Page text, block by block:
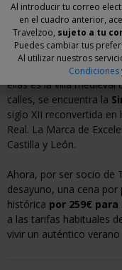
¿Por qué
La Ribera del Duero
ellas es la villa medieval
calles, se encuentra la
siglo XII reconvertida
Real. La Marca de
Castilla y León.
Ahora, por ser socio de
desayuno, una cena
histórica por 259€ para
a las tarifas habituales
vivir un auténtico
Al introducir tu correo
en el cuadro anterior,
Travelzoo, sujeto a tu
Puedes cambiar tus
Al utilizar nuestros
Condiciones